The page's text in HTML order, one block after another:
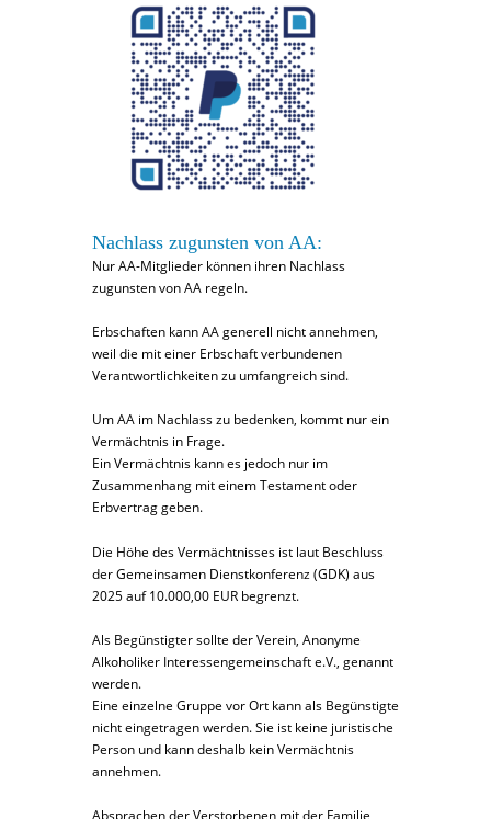
Nachlass zugunsten von AA:
Nur AA-Mitglieder können ihren Nachlass
zugunsten von AA regeln.
Erbschaften kann AA generell nicht annehmen,
weil die mit einer Erbschaft verbundenen
Verantwortlichkeiten zu umfangreich sind.
Um AA im Nachlass zu bedenken, kommt nur ein
Vermächtnis in Frage.
Ein Vermächtnis kann es jedoch nur im
Zusammenhang mit einem Testament oder
Erbvertrag geben.
Die Höhe des Vermächtnisses ist laut Beschluss
der Gemeinsamen Dienstkonferenz (GDK) aus
2025 auf 10.000,00 EUR begrenzt.
Als Begünstigter sollte der Verein, Anonyme
Alkoholiker Interessengemeinschaft e.V., genannt
werden.
Eine einzelne Gruppe vor Ort kann als Begünstigte
nicht eingetragen werden. Sie ist keine juristische
Person und kann deshalb kein Vermächtnis
annehmen.